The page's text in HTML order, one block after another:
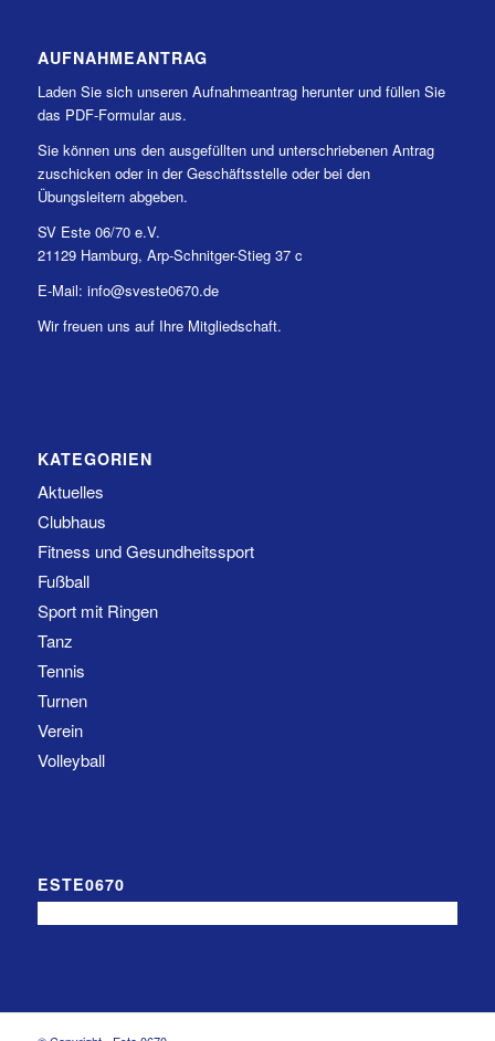
AUFNAHMEANTRAG
Laden Sie sich unseren Aufnahmeantrag herunter und füllen Sie
das PDF-Formular aus.
Sie können uns den ausgefüllten und unterschriebenen Antrag
zuschicken oder in der Geschäftsstelle oder bei den
Übungsleitern abgeben.
SV Este 06/70 e.V.
21129 Hamburg, Arp-Schnitger-Stieg 37 c
E-Mail: info@sveste0670.de
Wir freuen uns auf Ihre Mitgliedschaft.
KATEGORIEN
Aktuelles
Clubhaus
Fitness und Gesundheitssport
Fußball
Sport mit Ringen
Tanz
Tennis
Turnen
Verein
Volleyball
ESTE0670